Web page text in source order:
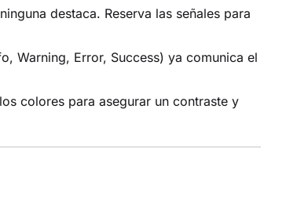
destaca. Reserva las señales para
Warning, Error, Success) ya comunica el
colores para asegurar un contraste y